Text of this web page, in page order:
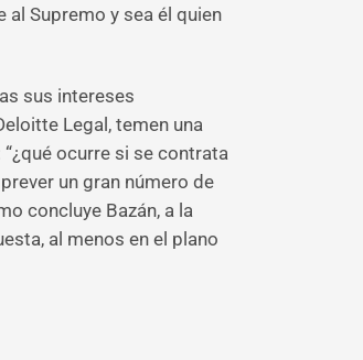
Supremo y sea él quien
sus intereses
Legal, temen una
ocurre si se contrata
un gran número de
concluye Bazán, a la
al menos en el plano